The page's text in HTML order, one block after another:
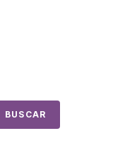
BUSCAR